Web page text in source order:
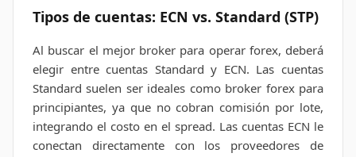
Tipos de cuentas: ECN vs. Standard (STP)
Al buscar el mejor broker para operar forex, deberá
elegir entre cuentas Standard y ECN. Las cuentas
Standard suelen ser ideales como broker forex para
principiantes, ya que no cobran comisión por lote,
integrando el costo en el spread. Las cuentas ECN le
conectan directamente con los proveedores de